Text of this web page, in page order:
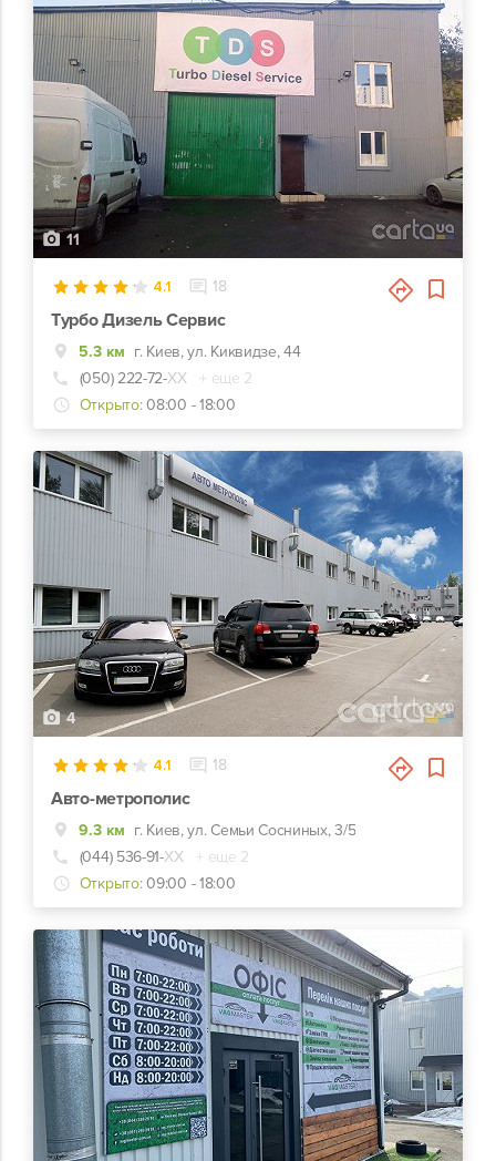
11
4.1 18
Турбо Дизель Сервис
5.3 км г. Киев, ул. Киквидзе, 44
(050) 222-72-ХХ
+ еще 2
Открыто: 08:00 - 18:00
4
4.1 18
Авто-метрополис
9.3 км г. Киев, ул. Семьи Сосниных, 3/5
(044) 536-91-ХХ
+ еще 2
Открыто: 09:00 - 18:00